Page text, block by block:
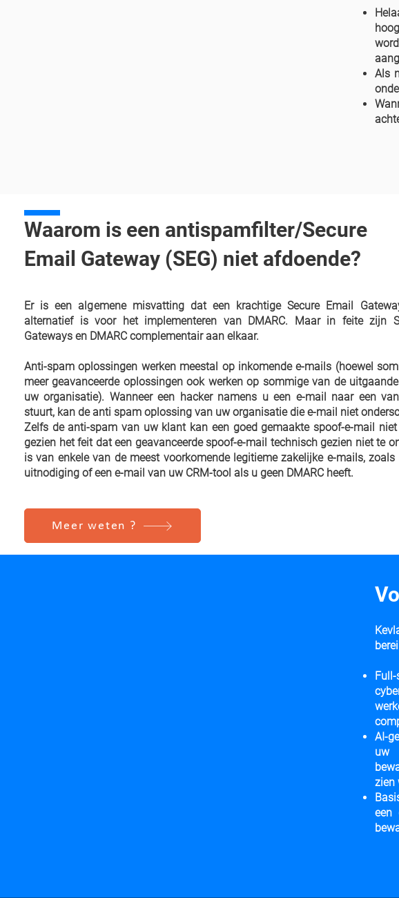
Als
Waarom is een antispamfilter/Secure
Email Gateway (SEG) niet afdoende?
Er is een algemene misvatting dat een krachtige Secure Email
alternatief is voor het implementeren van DMARC. Maar in feite zijn
Gateways en DMARC complementair aan elkaar.
Anti-spam oplossingen werken meestal op inkomende e-mails (hoewel
meer geavanceerde oplossingen ook werken op sommige van de
uw organisatie). Wanneer een hacker namens u een e-mail naar een
stuurt, kan de anti spam oplossing van uw organisatie die e-mail niet
Zelfs de anti-spam van uw klant kan een goed gemaakte spoof-e-mail
gezien het feit dat een geavanceerde spoof-e-mail technisch gezien niet te
is van enkele van de meest voorkomende legitieme zakelijke e-mails, zoals
uitnodiging of een e-mail van uw CRM-tool als u geen DMARC heeft.
Meer weten ?
AI-
uw
zien
een